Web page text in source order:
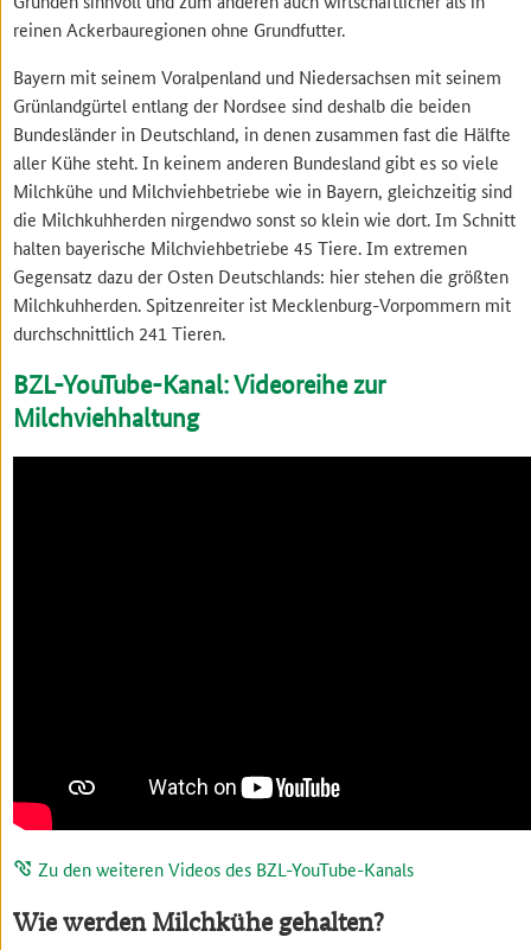
reinen Ackerbauregionen ohne Grundfutter.
Bayern mit seinem Voralpenland und Niedersachsen mit seinem
Grünlandgürtel entlang der Nordsee sind deshalb die beiden
Bundesländer in Deutschland, in denen zusammen fast die Hälfte
aller Kühe steht. In keinem anderen Bundesland gibt es so viele
Milchkühe und Milchviehbetriebe wie in Bayern, gleichzeitig sind
die Milchkuhherden nirgendwo sonst so klein wie dort. Im Schnitt
halten bayerische Milchviehbetriebe 45 Tiere. Im extremen
Gegensatz dazu der Osten Deutschlands: hier stehen die größten
Milchkuhherden. Spitzenreiter ist Mecklenburg-Vorpommern mit
durchschnittlich 241 Tieren.
BZL-YouTube-Kanal: Videoreihe zur
Milchviehhaltung
Zu den weiteren Videos des BZL-YouTube-Kanals
Wie werden Milchkühe gehalten?